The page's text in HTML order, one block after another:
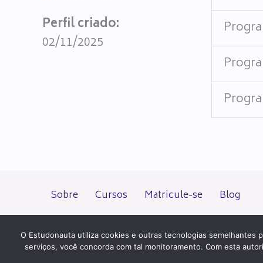
Perfil criado:
02/11/2025
Sobre Cursos Matricule-se Blog
O Estudonauta utiliza cookies e outras tecnologias semelhantes
serviços, você concorda com tal monitoramento. Com esta